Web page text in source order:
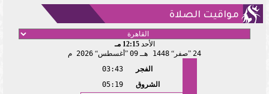
مواقيت الصلاة
الأحد12:15 مـ
24
صفر 1448 هـ 09 أغسطس 2026 م
الفجر
03:43
الشروق
05:19